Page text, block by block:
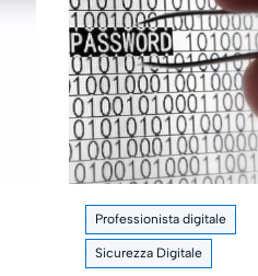
Professionista digitale
Sicurezza Digitale